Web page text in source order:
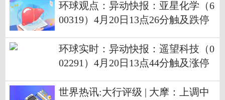
环球观点：异动快报：亚星化学（6
00319）4月20日13点26分触及跌停
环球实时：异动快报：遥望科技（0
02291）4月20日13点44分触及涨停
世界热讯:大行评级 | 大摩：上调中